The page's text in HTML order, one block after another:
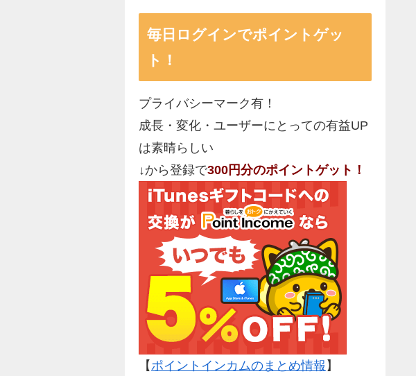
毎日ログインでポイントゲッ
ト！
プライバシーマーク有！
成長・変化・ユーザーにとっての有益UP
は素晴らしい
↓から登録で300円分のポイントゲット！
【 ポイントインカムのまとめ情報 】